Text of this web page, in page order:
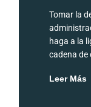
Tomar la
haga a la
cadena de
Leer Más